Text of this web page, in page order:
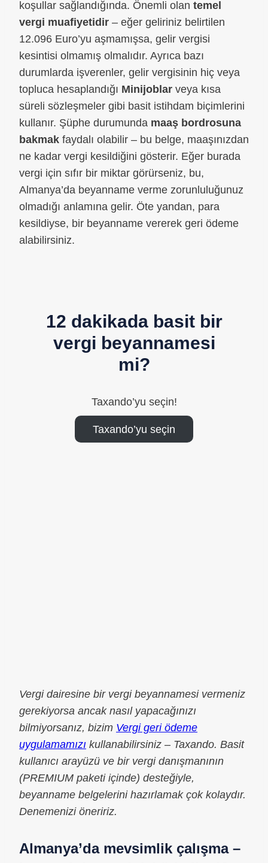
koşullar sağlandığında. Önemli olan temel
vergi muafiyetidir – eğer geliriniz belirtilen
12.096 Euro’yu aşmamışsa, gelir vergisi
kesintisi olmamış olmalıdır. Ayrıca bazı
durumlarda işverenler, gelir vergisinin hiç veya
topluca hesaplandığı Minijoblar veya kısa
süreli sözleşmeler gibi basit istihdam biçimlerini
kullanır. Şüphe durumunda maaş bordrosuna
bakmak faydalı olabilir – bu belge, maaşınızdan
ne kadar vergi kesildiğini gösterir. Eğer burada
vergi için sıfır bir miktar görürseniz, bu,
Almanya’da beyanname verme zorunluluğunuz
olmadığı anlamına gelir. Öte yandan, para
kesildiyse, bir beyanname vererek geri ödeme
alabilirsiniz.
12 dakikada basit bir
vergi beyannamesi
mi?
Taxando’yu seçin!
Taxando’yu seçin
Vergi dairesine bir vergi beyannamesi vermeniz
gerekiyorsa ancak nasıl yapacağınızı
bilmiyorsanız, bizim Vergi geri ödeme
uygulamamızı kullanabilirsiniz – Taxando. Basit
kullanıcı arayüzü ve bir vergi danışmanının
(PREMIUM paketi içinde) desteğiyle,
beyanname belgelerini hazırlamak çok kolaydır.
Denemenizi öneririz.
Almanya’da mevsimlik çalışma –